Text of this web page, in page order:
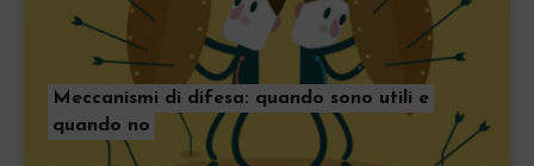
Meccanismi di difesa: quando sono utili e
quando no